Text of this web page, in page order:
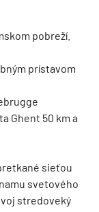
pobreží.
prístavom
Ghent 50 km a
sieťou
svetového
stredoveký